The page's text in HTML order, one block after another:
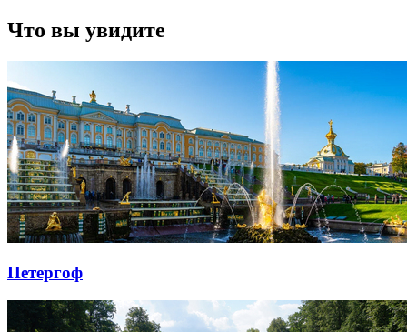
Что вы увидите
Петергоф